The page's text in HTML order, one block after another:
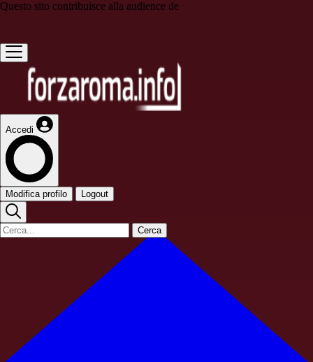
Questo sito contribuisce alla audience de
Accedi
Modifica profilo Logout
Cerca